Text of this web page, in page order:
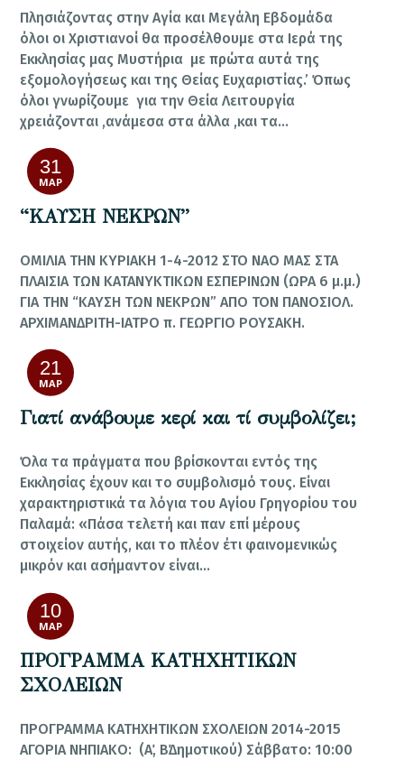
Πλησιάζοντας στην Αγία και Μεγάλη Εβδομάδα
όλοι οι Χριστιανοί θα προσέλθουμε στα Ιερά της
Εκκλησίας μας Μυστήρια με πρώτα αυτά της
εξομολογήσεως και της Θείας Ευχαριστίας.’ Όπως
όλοι γνωρίζουμε για την Θεία Λειτουργία
χρειάζονται ,ανάμεσα στα άλλα ,και τα…
31
ΜΑΡ
“ΚΑΥΣΗ ΝΕΚΡΩΝ”
ΟΜΙΛΙΑ ΤΗΝ ΚΥΡΙΑΚΗ 1-4-2012 ΣΤΟ ΝΑΟ ΜΑΣ ΣΤΑ
ΠΛΑΙΣΙΑ ΤΩΝ ΚΑΤΑΝΥΚΤΙΚΩΝ ΕΣΠΕΡΙΝΩΝ (ΩΡΑ 6 μ.μ.)
ΓΙΑ ΤΗΝ “ΚΑΥΣΗ ΤΩΝ ΝΕΚΡΩΝ” ΑΠΟ ΤΟΝ ΠΑΝΟΣΙΟΛ.
ΑΡΧΙΜΑΝΔΡΙΤΗ-ΙΑΤΡΟ π. ΓΕΩΡΓΙΟ ΡΟΥΣΑΚΗ.
21
ΜΑΡ
Γιατί ανάβουμε κερί και τί συμβολίζει;
Όλα τα πράγματα που βρίσκονται εντός της
Εκκλησίας έχουν και το συμβολισμό τους. Είναι
χαρακτηριστικά τα λόγια του Αγίου Γρηγορίου του
Παλαμά: «Πάσα τελετή και παν επί μέρους
στοιχείον αυτής, και το πλέον έτι φαινομενικώς
μικρόν και ασήμαντον είναι…
10
ΜΑΡ
ΠΡΟΓΡΑΜΜΑ ΚΑΤΗΧΗΤΙΚΩΝ
ΣΧΟΛΕΙΩΝ
ΠΡΟΓΡΑΜΜΑ ΚΑΤΗΧΗΤΙΚΩΝ ΣΧΟΛΕΙΩΝ 2014-2015
ΑΓΟΡΙΑ ΝΗΠΙΑΚΟ: (Α΄, Β΄Δημοτικού) Σάββατο: 10:00